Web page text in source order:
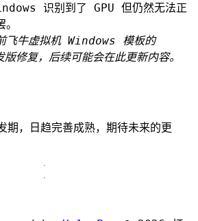
识别到了 GPU 但仍然无法正
飞牛虚拟机 Windows 模板的
修复，后续可能会在此更新内容。
期，日趋完善成熟，期待未来的更